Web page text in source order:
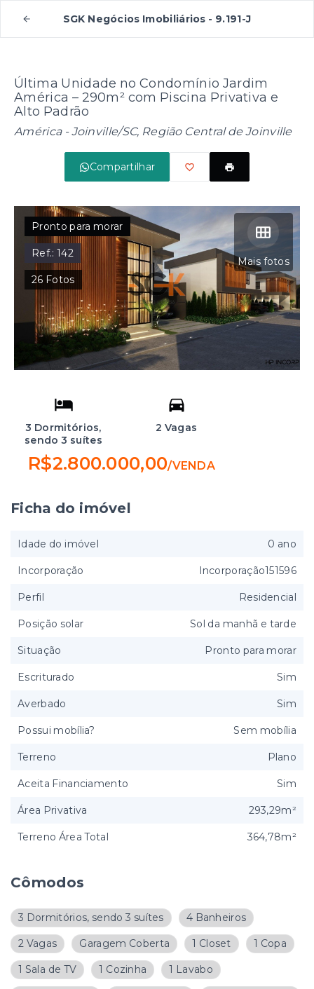
SGK Negócios Imobiliários - 9.191-J
Última Unidade no Condomínio Jardim
América – 290m² com Piscina Privativa e
Alto Padrão
América - Joinville/SC, Região Central de Joinville
Compartilhar
Mais fotos
Pronto para morar
Ref.:142
26 Fotos
3 Dormitórios,
sendo 3 suítes
2 Vagas
R$2.800.000,00/VENDA
Cômodos
3 Dormitórios, sendo 3 suítes 4 Banheiros
2 Vagas Garagem Coberta 1 Closet 1 Copa
1 Sala de TV 1 Cozinha 1 Lavabo
Ficha do imóvel
Idade do imóvel 0 ano
Incorporação Incorporação151596
Perfil Residencial
Posição solar Sol da manhã e tarde
Situação Pronto para morar
Escriturado Sim
Averbado Sim
Possui mobília? Sem mobília
Terreno Plano
Aceita Financiamento Sim
Área Privativa 293,29m²
Terreno Área Total 364,78m²